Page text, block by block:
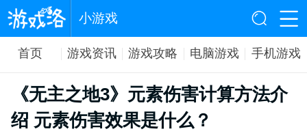
小游戏
首页 游戏资讯 游戏攻略 电脑游戏 手机游戏
《无主之地3》元素伤害计算方法介
绍 元素伤害效果是什么？